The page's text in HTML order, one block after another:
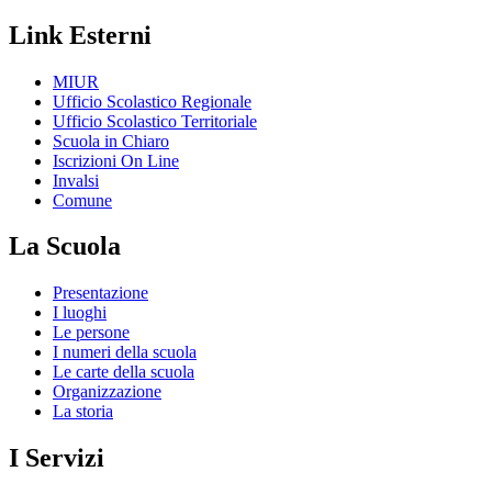
Link Esterni
MIUR
Ufficio Scolastico Regionale
Ufficio Scolastico Territoriale
Scuola in Chiaro
Iscrizioni On Line
Invalsi
Comune
La Scuola
Presentazione
I luoghi
Le persone
I numeri della scuola
Le carte della scuola
Organizzazione
La storia
I Servizi